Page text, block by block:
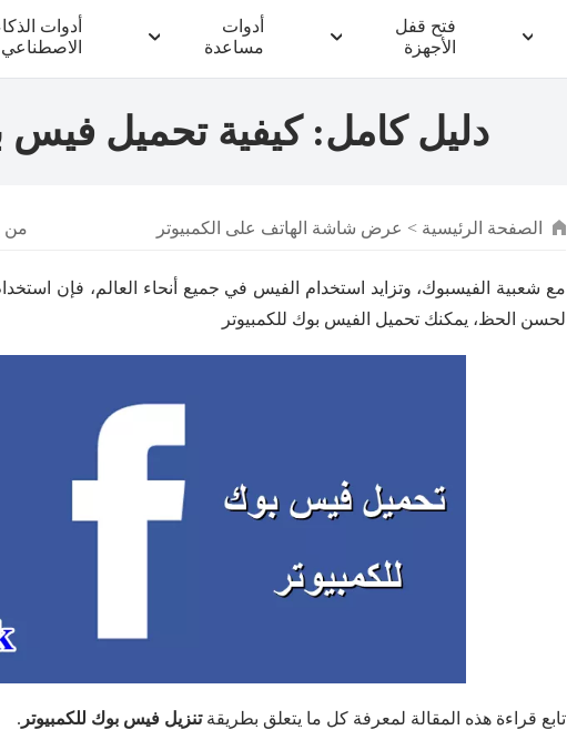
فتح قفل
الأجهزة
أدوات
مساعدة
أدوات
الاصطناعي
دليل كامل: كيفية تحميل فيس
الصفحة الرئيسية > عرض شاشة الهاتف على الكمبيوتر من
مع شعبية الفيسبوك، وتزايد استخدام الفيس في جميع أنحاء العالم، فإن
لحسن الحظ، يمكنك تحميل الفيس بوك للكمبيوتر
تابع قراءة هذه المقالة لمعرفة كل ما يتعلق بطريقةتنزيل فيس بوك للكمبيوتر .